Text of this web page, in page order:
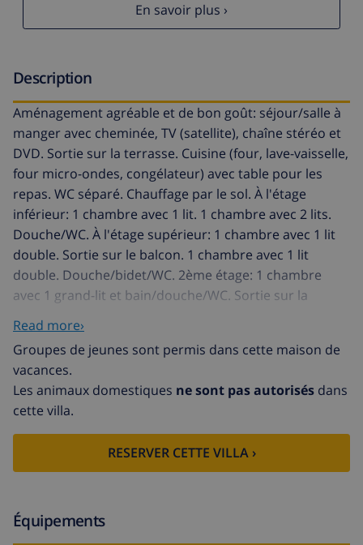
En savoir plus ›
Description
Aménagement agréable et de bon goût: séjour/salle à
manger avec cheminée, TV (satellite), chaîne stéréo et
DVD. Sortie sur la terrasse. Cuisine (four, lave-vaisselle,
four micro-ondes, congélateur) avec table pour les
repas. WC séparé. Chauffage par le sol. À l'étage
inférieur: 1 chambre avec 1 lit. 1 chambre avec 2 lits.
Douche/WC. À l'étage supérieur: 1 chambre avec 1 lit
double. Sortie sur le balcon. 1 chambre avec 1 lit
double. Douche/bidet/WC. 2ème étage: 1 chambre
avec 1 grand-lit et bain/douche/WC. Sortie sur la
terrasse, barbecue, chaises longues (8). Vue sur les
alentours. A disposition: Internet (Connexion WIFI,
gratuit). Place de parking (cloturée, 6 Voitures) près de
la maison. Veuillez noter: 1 animal/ chien autorisé. TV
seulement DE. Réfrigérateur américain. Veuillez noter:
la maison n'a pas de chaînes nationales. AT-429571-A
Belle villa "Titicaca", de 3 étages, année de construction
2005. Dans le quartier de Las Laderas, situation
résidentiel, à 4 km de la mer. A usage privé: jardin
Read more›
Groupes de jeunes sont permis dans cette maison de
vacances.
Les animaux domestiques ne sont pas autorisés dans
cette villa.
RESERVER CETTE VILLA ›
Équipements